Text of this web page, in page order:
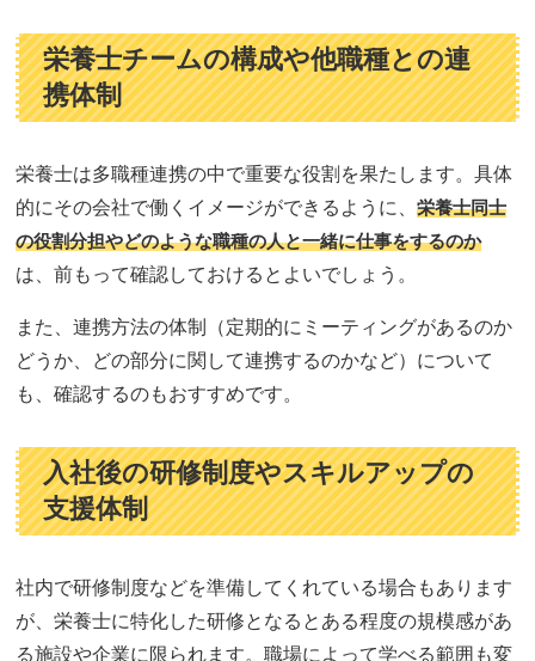
栄養士チームの構成や他職種との連
携体制
栄養士は多職種連携の中で重要な役割を果たします。具体
的にその会社で働くイメージができるように、栄養士同士
の役割分担やどのような職種の人と一緒に仕事をするのか
は、前もって確認しておけるとよいでしょう。
また、連携方法の体制（定期的にミーティングがあるのか
どうか、どの部分に関して連携するのかなど）について
も、確認するのもおすすめです。
入社後の研修制度やスキルアップの
支援体制
社内で研修制度などを準備してくれている場合もあります
が、栄養士に特化した研修となるとある程度の規模感があ
る施設や企業に限られます。職場によって学べる範囲も変